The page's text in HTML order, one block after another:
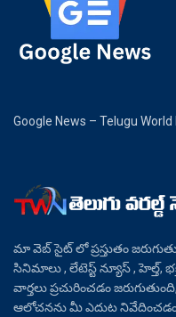
Google News – Telugu World
మా వెబ్ సైట్ లో ప్రస్తుతం
సినిమాలు , లేటెస్ట్ న్యూస్ , హెల్త్,
వార్తలు ప్రచురించడం
ఆలోచనను మీ ఎదుట